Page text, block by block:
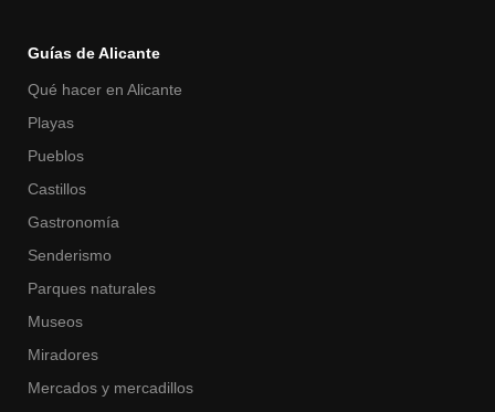
Guías de Alicante
Qué hacer en Alicante
Playas
Pueblos
Castillos
Gastronomía
Senderismo
Parques naturales
Museos
Miradores
Mercados y mercadillos